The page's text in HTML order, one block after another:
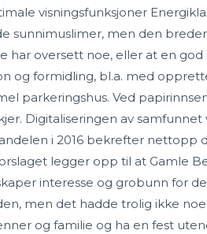
visningsfunksjoner
sunnimuslimer, men den
har oversett noe, eller at en
og formidling, bl.a. med
parkeringshus. Ved
Digitaliseringen av
i 2016 bekrefter
legger opp til at Gamle
interesse og grobunn for
men det hadde trolig ikke
og familie og ha en fest